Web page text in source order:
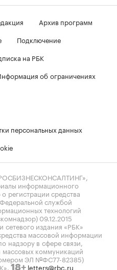
Архив программ
Подключение
на РБК
об ограничениях
персональных данных
информационного
о регистрации средства
службой
технологий
09.12.2015
издания «РБК»
массовой информации
надзору в сфере связи,
коммуникаций
ЭЛ №ФС77-82385)
18+ letters@rbc.ru